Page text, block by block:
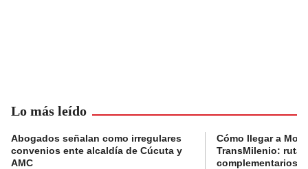
Lo más leído
Abogados señalan como irregulares
convenios ente alcaldía de Cúcuta y
AMC
Cómo llegar a
TransMilenio:
complementarios